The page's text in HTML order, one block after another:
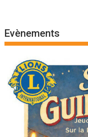
Evènements